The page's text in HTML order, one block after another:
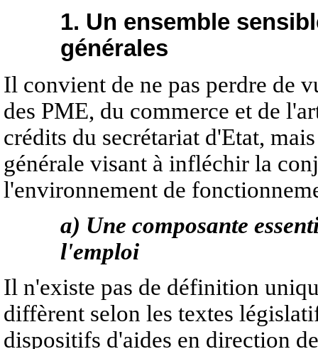
1. Un ensemble
générales
Il convient de ne pas perdre de
des PME, du commerce et de
crédits du secrétariat d'Etat,
générale visant à infléchir la
l'environnement de
a) Une composante
l'emploi
Il n'existe pas de définition
diffèrent selon les textes
dispositifs d'aides en direction